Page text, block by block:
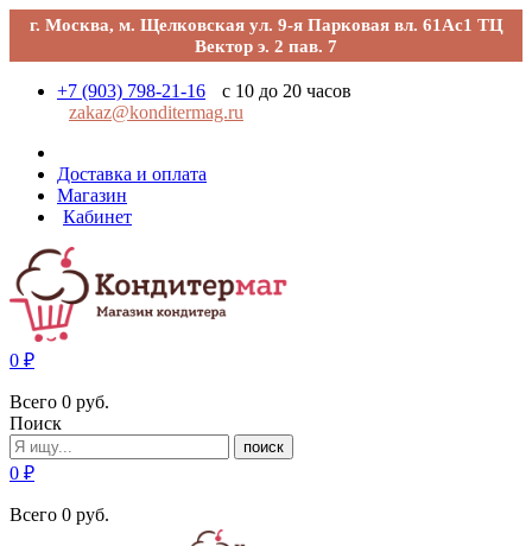
г. Москва, м. Щелковская ул. 9-я Парковая вл. 61Ас1 ТЦ
Вектор э. 2 пав. 7
+7 (903) 798-21-16
с 10 до 20 часов
zakaz@konditermag.ru
Доставка и оплата
Магазин
Кабинет
0 ₽
Всего 0 руб.
Поиск
поиск
0 ₽
Всего 0 руб.